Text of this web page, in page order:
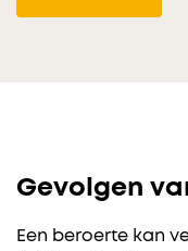
Gevolgen
Een beroerte kan